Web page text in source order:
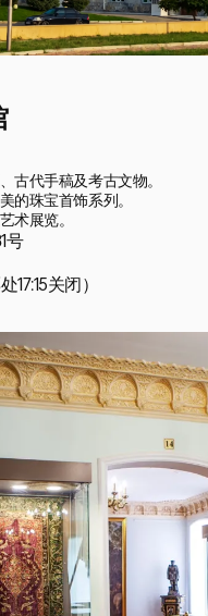
古代手稿及考古文物。
的珠宝首饰系列。
术展览。
号
17:15关闭）